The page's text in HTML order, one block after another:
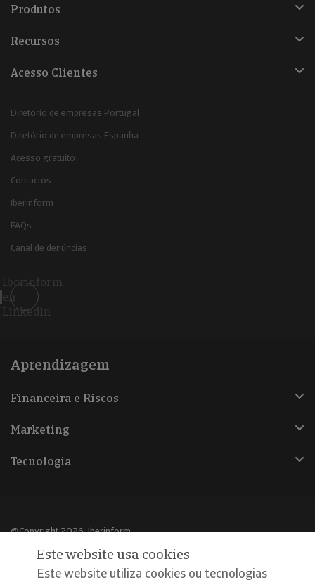
Produtos
Recursos
Acesso Clientes
Diretório de empresas Portugal
Diretório de empresas Espanha
Acesso gratuito
Contactos
Iberinform
FAQs
Canal de denúncias
Iberinform
en
Linkedin
Aprendizagem
Financeira e Riscos
Marketing
Tecnologia
@Copyright 2026, Iberinform
Este website usa cookies
Este website utiliza cookies ou tecnologias